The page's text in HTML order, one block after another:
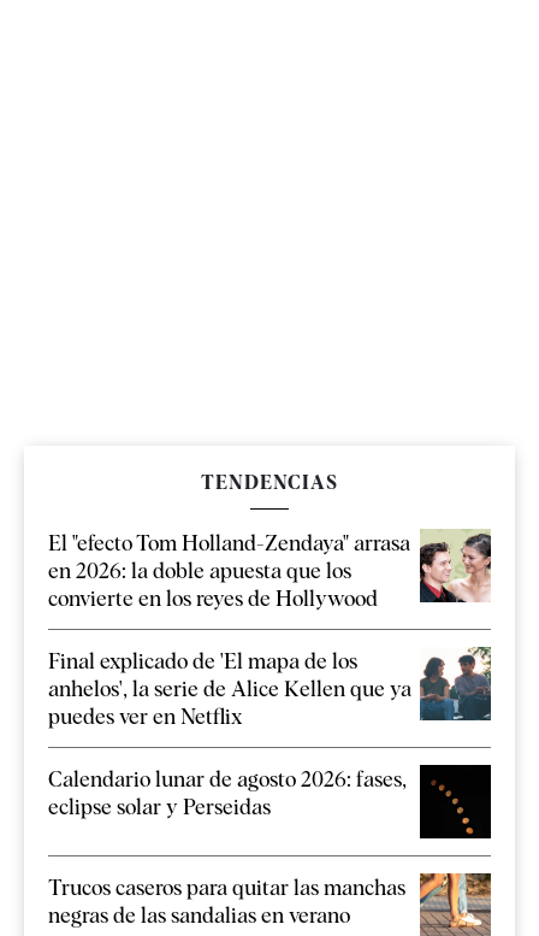
TENDENCIAS
El "efecto Tom Holland-Zendaya" arrasa
en 2026: la doble apuesta que los
convierte en los reyes de Hollywood
Final explicado de 'El mapa de los
anhelos', la serie de Alice Kellen que ya
puedes ver en Netflix
Calendario lunar de agosto 2026: fases,
eclipse solar y Perseidas
Trucos caseros para quitar las manchas
negras de las sandalias en verano